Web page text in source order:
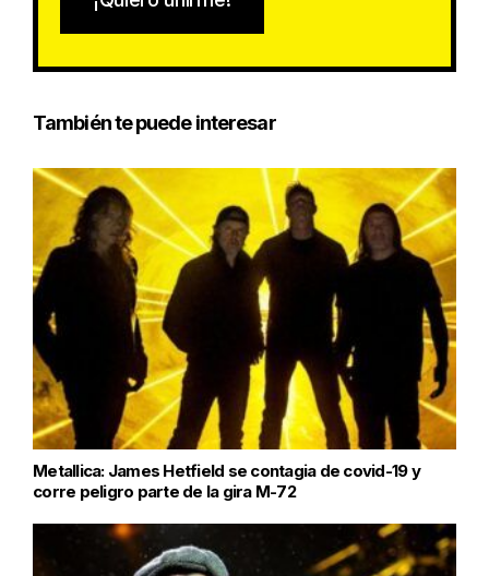
También te puede interesar
Metallica: James Hetfield se contagia de covid-19 y
corre peligro parte de la gira M-72